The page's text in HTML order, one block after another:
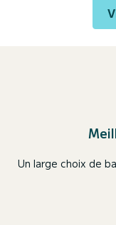
Un large choix de